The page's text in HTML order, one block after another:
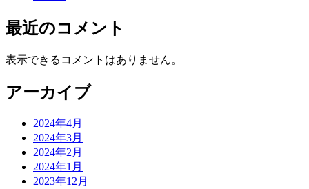
最近のコメント
表示できるコメントはありません。
アーカイブ
2024年4月
2024年3月
2024年2月
2024年1月
2023年12月